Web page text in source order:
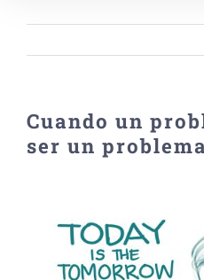
Cuando un
ser un
imagen